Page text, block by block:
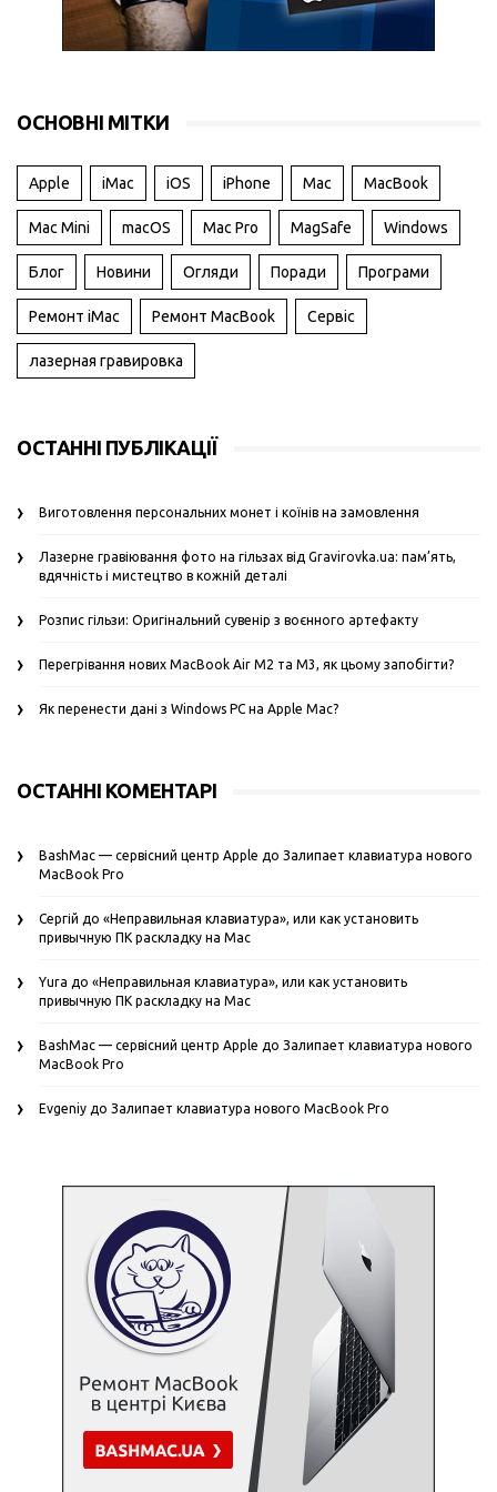
ОСНОВНІ МІТКИ
Apple iMac iOS iPhone Mac MacBook
Mac Mini macOS Mac Pro MagSafe Windows
Блог Новини Огляди Поради Програми
Ремонт iMac Ремонт MacBook Сервіс
лазерная гравировка
ОСТАННІ ПУБЛІКАЦІЇ
Виготовлення персональних монет і коїнів на замовлення
Лазерне гравіювання фото на гільзах від Gravirovka.ua: пам’ять,
вдячність і мистецтво в кожній деталі
Розпис гільзи: Оригінальний сувенір з воєнного артефакту
Перегрівання нових MacBook Air M2 та M3, як цьому запобігти?
Як перенести дані з Windows PC на Apple Mac?
ОСТАННІ КОМЕНТАРІ
BashMac — сервісний центр Apple до Залипает клавиатура нового
MacBook Pro
Сергій до «Неправильная клавиатура», или как установить
привычную ПК раскладку на Mac
Yura до «Неправильная клавиатура», или как установить
привычную ПК раскладку на Mac
BashMac — сервісний центр Apple до Залипает клавиатура нового
MacBook Pro
Evgeniy до Залипает клавиатура нового MacBook Pro